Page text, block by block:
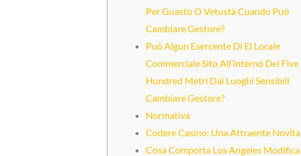
Per Guasto O Vetustà Cuando Può
Cambiare Gestore?
Può Algun Esercente Di El Locale
Commerciale Sito All’interno Dei Five
Hundred Metri Dai Luoghi Sensibili
Cambiare Gestore?
Normativa
Codere Casino: Una Attraente Novità
Cosa Comporta Los Angeles Modifica